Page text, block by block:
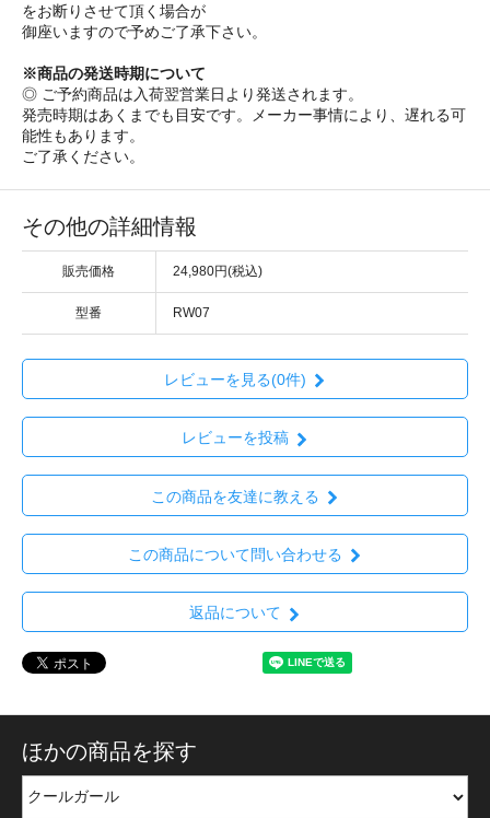
をお断りさせて頂く場合が
御座いますので予めご了承下さい。
※商品の発送時期について
◎ ご予約商品は入荷翌営業日より発送されます。
発売時期はあくまでも目安です。メーカー事情により、遅れる可
能性もあります。
ご了承ください。
その他の詳細情報
販売価格 24,980円(税込)
型番 RW07
レビューを見る(0件)
レビューを投稿
この商品を友達に教える
この商品について問い合わせる
返品について
ほかの商品を探す